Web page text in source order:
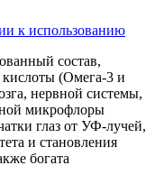
к использованию
состав,
(Омега-3 и
нервной системы,
микрофлоры
глаз от УФ-лучей,
и становления
богата